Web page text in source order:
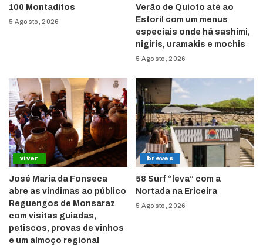
100 Montaditos
5 Agosto, 2026
Verão de Quioto até ao
Estoril com um menus
especiais onde há sashimi,
nigiris, uramakis e mochis
5 Agosto, 2026
viver
José Maria da Fonseca
abre as vindimas ao público
Reguengos de Monsaraz
com visitas guiadas,
petiscos, provas de vinhos
e um almoço regional
breves
58 Surf “leva” com a
Nortada na Ericeira
5 Agosto, 2026